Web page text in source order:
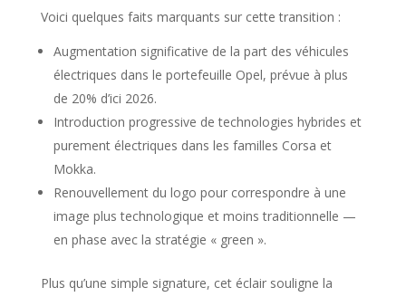
Voici quelques faits marquants sur cette transition :
Augmentation significative de la part des véhicules
électriques dans le portefeuille Opel, prévue à plus
de 20% d’ici 2026.
Introduction progressive de technologies hybrides et
purement électriques dans les familles Corsa et
Mokka.
Renouvellement du logo pour correspondre à une
image plus technologique et moins traditionnelle —
en phase avec la stratégie « green ».
Plus qu’une simple signature, cet éclair souligne la